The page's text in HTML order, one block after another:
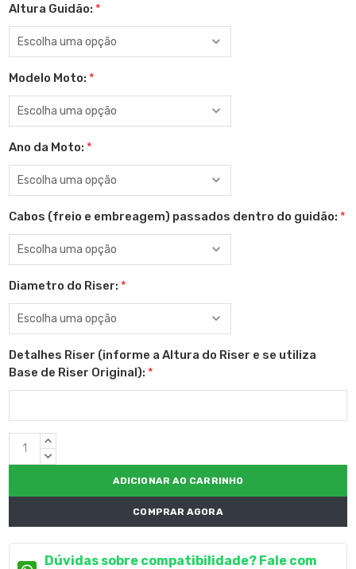
Altura Guidão: *
Modelo Moto: *
Ano da Moto: *
Cabos (freio e embreagem) passados dentro do guidão: *
Diametro do Riser: *
Detalhes Riser (informe a Altura do Riser e se utiliza
Base de Riser Original): *
EstoqueQUANTIDADE
CRESCENTE:
QUANTIDADE
COMPRAR AGORA
Dúvidas sobre compatibilidade? Fale com